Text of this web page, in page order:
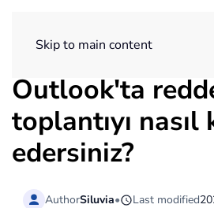
Skip to main content
Outlook'ta
toplantıyı nasıl
edersiniz?
AuthorSiluvia• Last modified